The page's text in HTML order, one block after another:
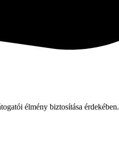
élmény biztosítása érdekében.